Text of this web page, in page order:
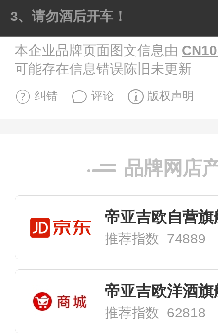
3、请勿酒后开车！
本企业品牌页面图文信息由
可能存在信息错误陈旧未更新
纠错 评论 版权声明
品牌网店
帝亚吉欧自营旗
推荐指数 74889
帝亚吉欧洋酒旗
推荐指数 62818